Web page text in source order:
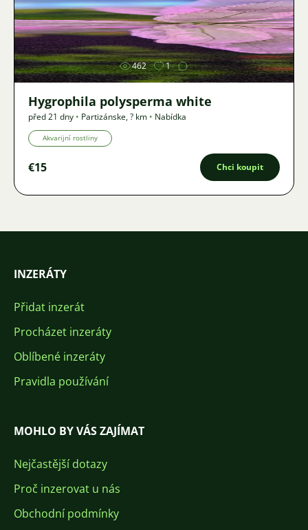
Obrázek
462 1
Hygrophila polysperma white
před 21 dny • Partizánske,? km • Nabídka
Akvarijní rostliny
€15 Chci koupit
INZERÁTY
Přidat inzerát
Procházet inzeráty
Oblíbené inzeráty
Pravidla používání
MOHLO BY VÁS ZAJÍMAT
Nejčastější dotazy
Proč inzerovat u nás
Obchodní podmínky